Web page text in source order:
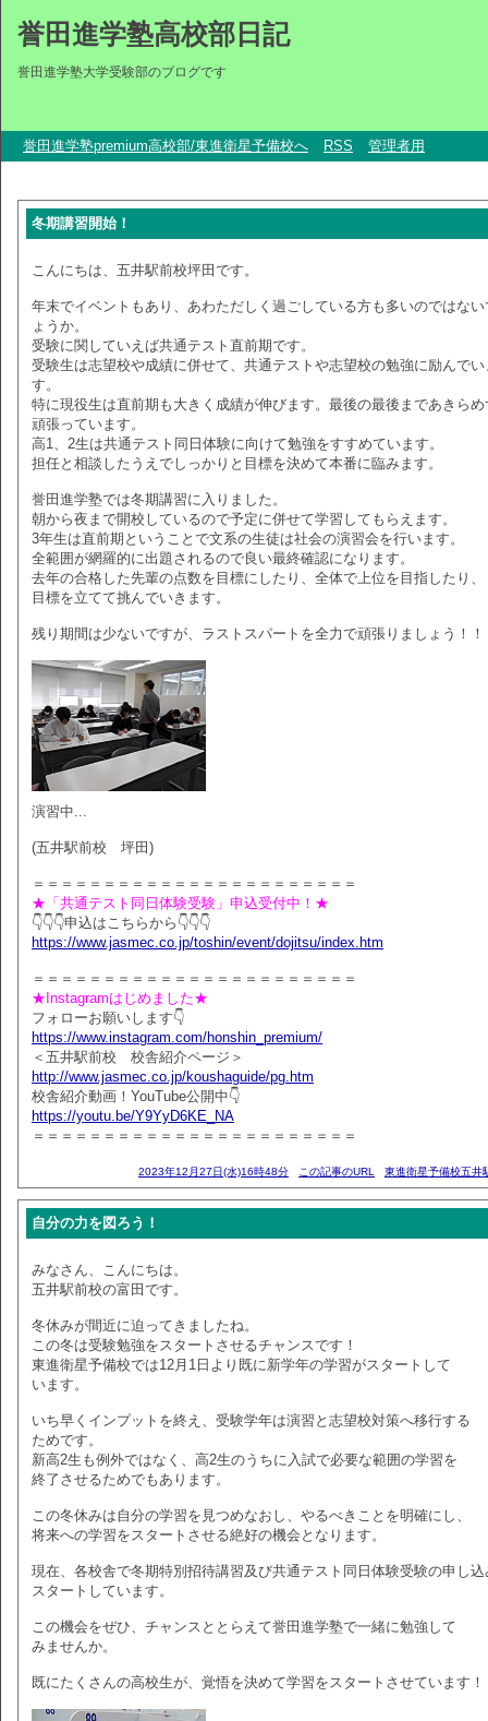
誉田進学塾高校部日記
誉田進学塾大学受験部のブログです
誉田進学塾premium高校部/東進衛星予備校へ RSS 管理者用
冬期講習開始！
こんにちは、五井駅前校坪田です。
年末でイベントもあり、あわただしく過ごしている方も多いのではない
ょうか。
受験に関していえば共通テスト直前期です。
受験生は志望校や成績に併せて、共通テストや志望校の勉強に励んでい
す。
特に現役生は直前期も大きく成績が伸びます。最後の最後まであきらめ
頑張っています。
高1、2生は共通テスト同日体験に向けて勉強をすすめています。
担任と相談したうえでしっかりと目標を決めて本番に臨みます。
誉田進学塾では冬期講習に入りました。
朝から夜まで開校しているので予定に併せて学習してもらえます。
3年生は直前期ということで文系の生徒は社会の演習会を行います。
全範囲が網羅的に出題されるので良い最終確認になります。
去年の合格した先輩の点数を目標にしたり、全体で上位を目指したり、
目標を立てて挑んでいきます。
残り期間は少ないですが、ラストスパートを全力で頑張りましょう！！
演習中...
(五井駅前校 坪田)
＝＝＝＝＝＝＝＝＝＝＝＝＝＝＝＝＝＝＝＝＝＝＝
★「共通テスト同日体験受験」申込受付中！★
👇👇👇申込はこちらから👇👇👇
https://www.jasmec.co.jp/toshin/event/dojitsu/index.htm
＝＝＝＝＝＝＝＝＝＝＝＝＝＝＝＝＝＝＝＝＝＝＝
★Instagramはじめました★
フォローお願いします👇
https://www.instagram.com/honshin_premium/
＜五井駅前校 校舎紹介ページ＞
http://www.jasmec.co.jp/koushaguide/pg.htm
校舎紹介動画！YouTube公開中👇
https://youtu.be/Y9YyD6KE_NA
＝＝＝＝＝＝＝＝＝＝＝＝＝＝＝＝＝＝＝＝＝＝＝
2023年12月27日(水)16時48分 この記事のURL 東進衛星予備校五井
自分の力を図ろう！
みなさん、こんにちは。
五井駅前校の富田です。
冬休みが間近に迫ってきましたね。
この冬は受験勉強をスタートさせるチャンスです！
東進衛星予備校では12月1日より既に新学年の学習がスタートして
います。
いち早くインプットを終え、受験学年は演習と志望校対策へ移行する
ためです。
新高2生も例外ではなく、高2生のうちに入試で必要な範囲の学習を
終了させるためでもあります。
この冬休みは自分の学習を見つめなおし、やるべきことを明確にし、
将来への学習をスタートさせる絶好の機会となります。
現在、各校舎で冬期特別招待講習及び共通テスト同日体験受験の申し込
スタートしています。
この機会をぜひ、チャンスととらえて誉田進学塾で一緒に勉強して
みませんか。
既にたくさんの高校生が、覚悟を決めて学習をスタートさせています！